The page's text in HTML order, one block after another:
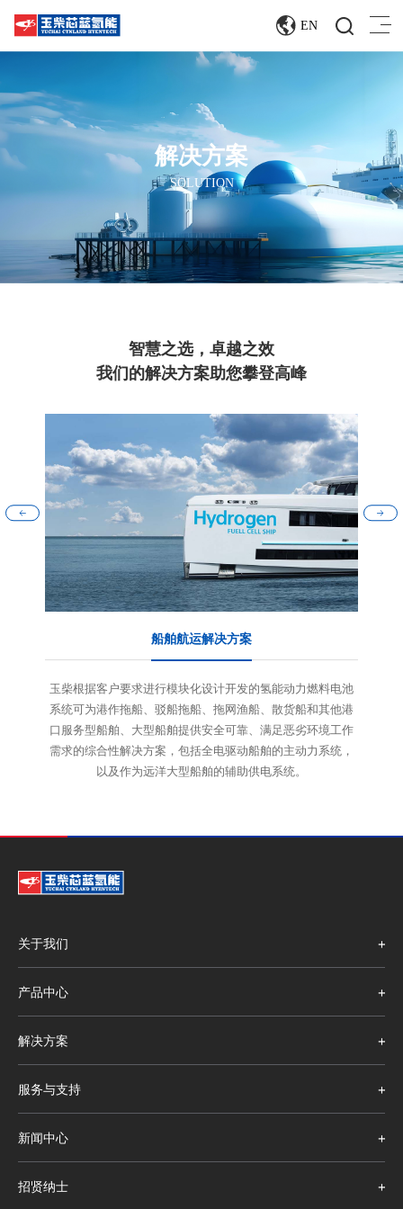
EN
解决方案
SOLUTION
智慧之选，‌卓越之效
我们的解决方案助您攀登高峰
船舶航运解决方案
玉柴根据客户要求进行模块化设计开发的氢能动力燃料电池
系统可为港作拖船、驳船拖船、拖网渔船、散货船和其他港
口服务型船舶、大型船舶提供安全可靠、满足恶劣环境工作
需求的综合性解决方案，包括全电驱动船舶的主动力系统，
以及作为远洋大型船舶的辅助供电系统。
关于我们
产品中心
解决方案
服务与支持
新闻中心
招贤纳士